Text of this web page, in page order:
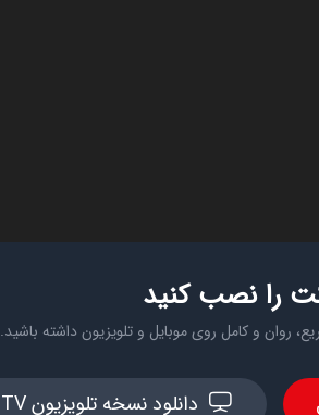
را نصب کنید
روان و کامل روی موبایل و تلویزیون داشته باشید.
دانلود نسخه تلویزیون TV